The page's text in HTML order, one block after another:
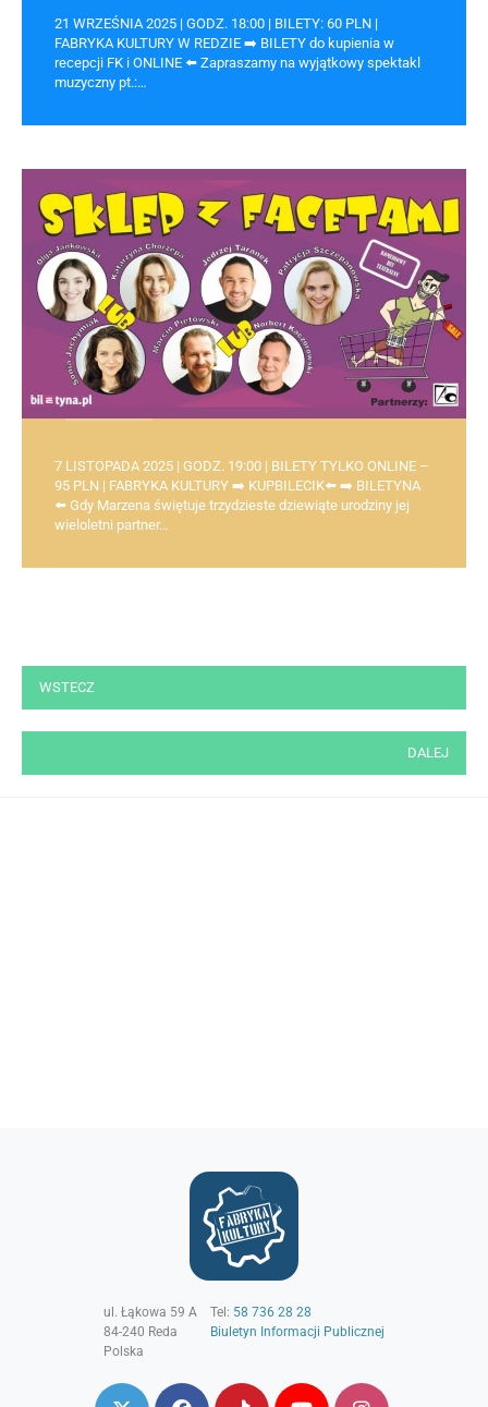
21 WRZEŚNIA 2025 | GODZ. 18:00 | BILETY: 60 PLN |
FABRYKA KULTURY W REDZIE ➡️ BILETY do kupienia w
recepcji FK i ONLINE ⬅️ Zapraszamy na wyjątkowy spektakl
muzyczny pt.:…
7 LISTOPADA 2025 | GODZ. 19:00 | BILETY TYLKO ONLINE –
95 PLN | FABRYKA KULTURY ➡️ KUPBILECIK⬅️ ➡️ BILETYNA
⬅️ Gdy Marzena świętuje trzydzieste dziewiąte urodziny jej
wieloletni partner…
Stronicowanie
wpisów
WSTECZ
DALEJ
ul. Łąkowa 59 A
84-240 Reda
Polska
Tel: 58 736 28 28
Biuletyn Informacji Publicznej